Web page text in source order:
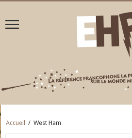
Accueil / West Ham